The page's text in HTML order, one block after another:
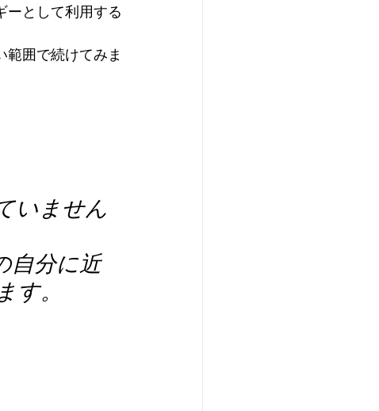
ーとして利用する
範囲で続けてみま
いません
自分に近
。